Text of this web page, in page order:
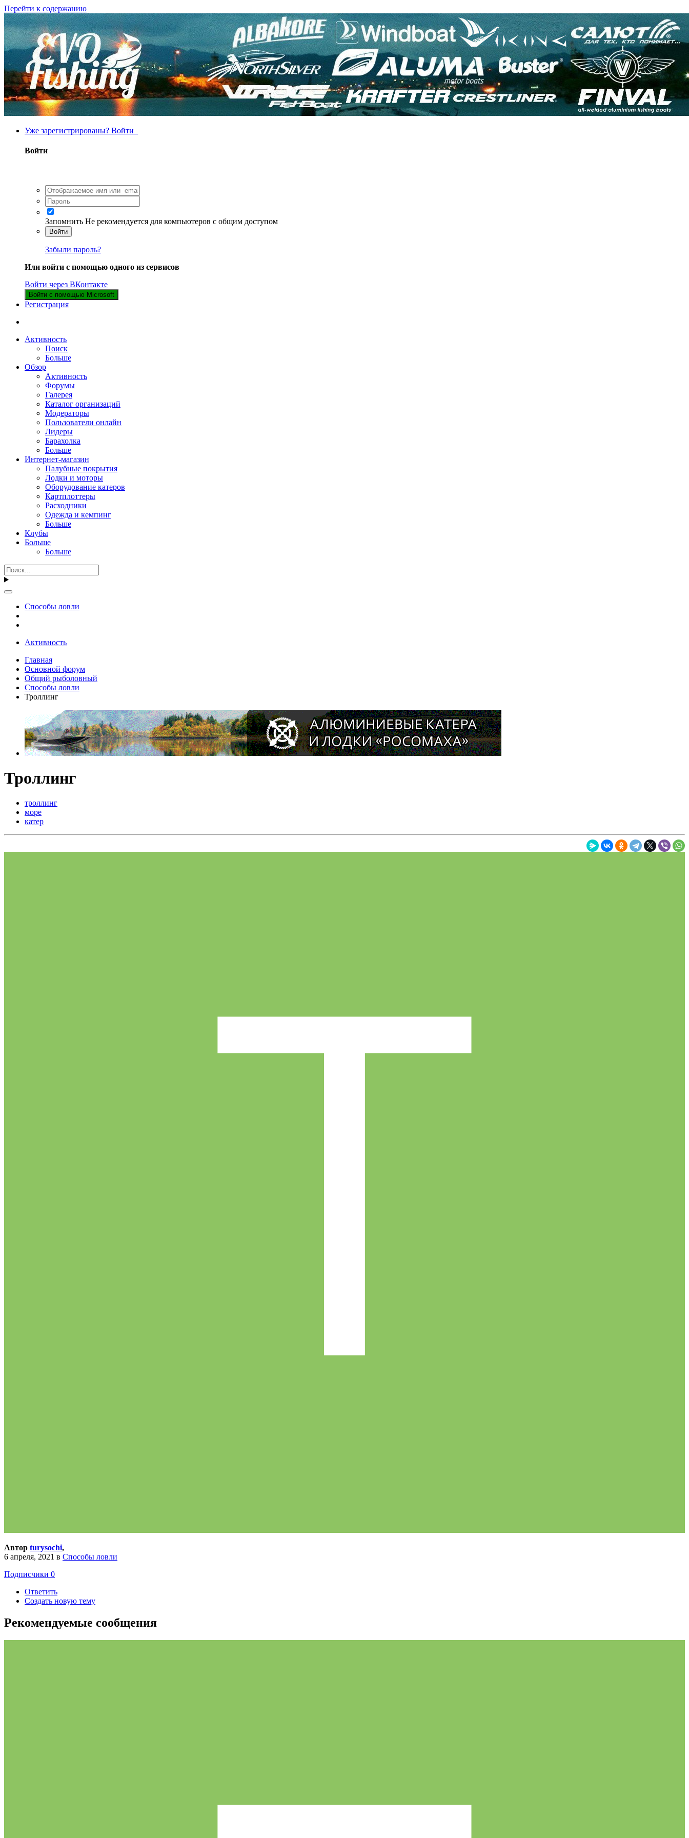
Перейти к содержанию
Уже зарегистрированы? Войти
Войти
Запомнить Не рекомендуется для компьютеров с общим доступом
Войти
Забыли пароль?
Или войти с помощью одного из сервисов
Войти через ВКонтакте
Войти с помощью Microsoft
Регистрация
Активность
Поиск
Больше
Обзор
Активность
Форумы
Галерея
Каталог организаций
Модераторы
Пользователи онлайн
Лидеры
Барахолка
Больше
Интернет-магазин
Палубные покрытия
Лодки и моторы
Оборудование катеров
Картплоттеры
Расходники
Одежда и кемпинг
Больше
Клубы
Больше
Больше
Способы ловли
Активность
Главная
Основной форум
Общий рыболовный
Способы ловли
Троллинг
Троллинг
троллинг
море
катер
Автор turysochi,
6 апреля, 2021 в Способы ловли
Подписчики 0
Ответить
Создать новую тему
Рекомендуемые сообщения